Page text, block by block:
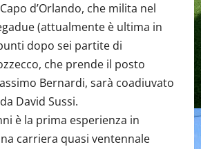
d’Orlando, che milita nel
(attualmente è ultima in
dopo sei partite di
che prende il posto
Bernardi, sarà coadiuvato
David Sussi.
è la prima esperienza in
carriera quasi ventennale